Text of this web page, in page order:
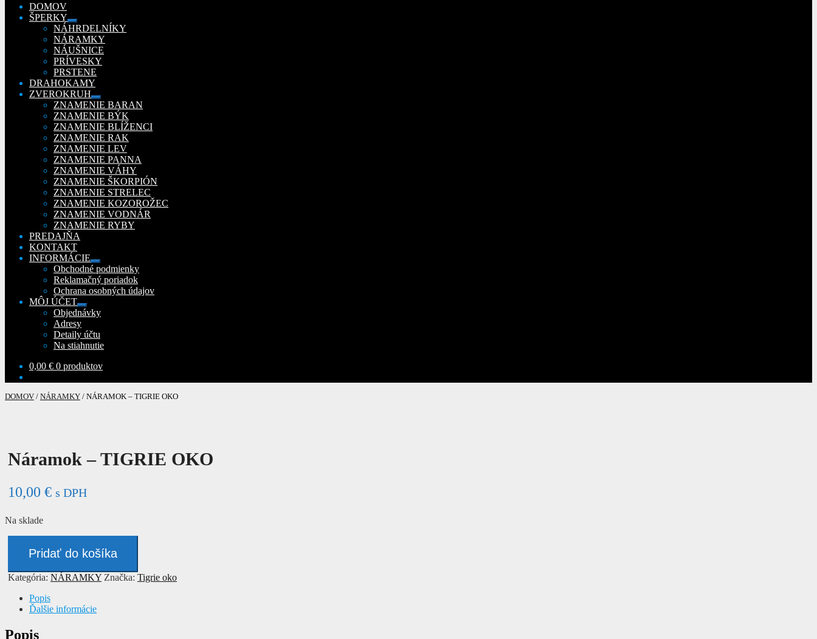
DOMOV
ŠPERKY
Rozbaliť
podradené
menu
NÁHRDELNÍKY
NÁRAMKY
NÁUŠNICE
PRÍVESKY
PRSTENE
DRAHOKAMY
ZVEROKRUH
Rozbaliť
podradené
menu
ZNAMENIE BARAN
ZNAMENIE BÝK
ZNAMENIE BLÍŽENCI
ZNAMENIE RAK
ZNAMENIE LEV
ZNAMENIE PANNA
ZNAMENIE VÁHY
ZNAMENIE ŠKORPIÓN
ZNAMENIE STRELEC
ZNAMENIE KOZOROŽEC
ZNAMENIE VODNÁR
ZNAMENIE RYBY
PREDAJŇA
KONTAKT
INFORMÁCIE
Rozbaliť
podradené
menu
Obchodné podmienky
Reklamačný poriadok
Ochrana osobných údajov
MÔJ ÚČET
Rozbaliť
podradené
Objednávky
Adresy
Detaily účtu
Na stiahnutie
0,00 € 0 produktov
DOMOV / NÁRAMKY / NÁRAMOK – TIGRIE OKO
Náramok – TIGRIE OKO
10,00 € s DPH
Na sklade
Náramok
TIGRIE
OKO
Pridať do košíka
Kategória: NÁRAMKY Značka: Tigrie oko
Popis
Ďalšie informácie
Popis